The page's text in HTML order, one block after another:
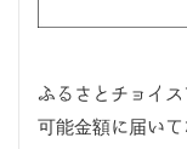
ふるさとチョイ
可能金額に届い